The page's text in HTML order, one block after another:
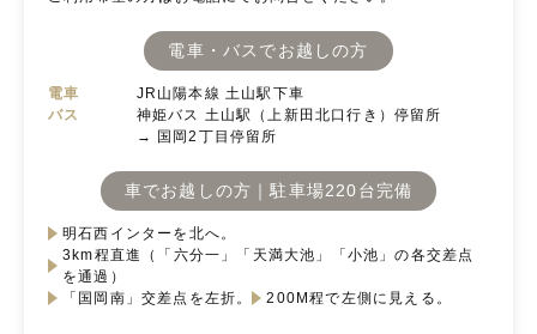
電車・バスでお越しの方
電車
JR山陽本線 土山駅下車
バス
神姫バス 土山駅（上新田北口行き）停留所
→ 国岡2丁目停留所
車でお越しの方｜駐車場220台完備
明石西インターを北へ。
3km程直進（「六分一」「天満大池」「小池」の各交差点
を通過）
「国岡南」交差点を左折。
200M程で左側に見える。